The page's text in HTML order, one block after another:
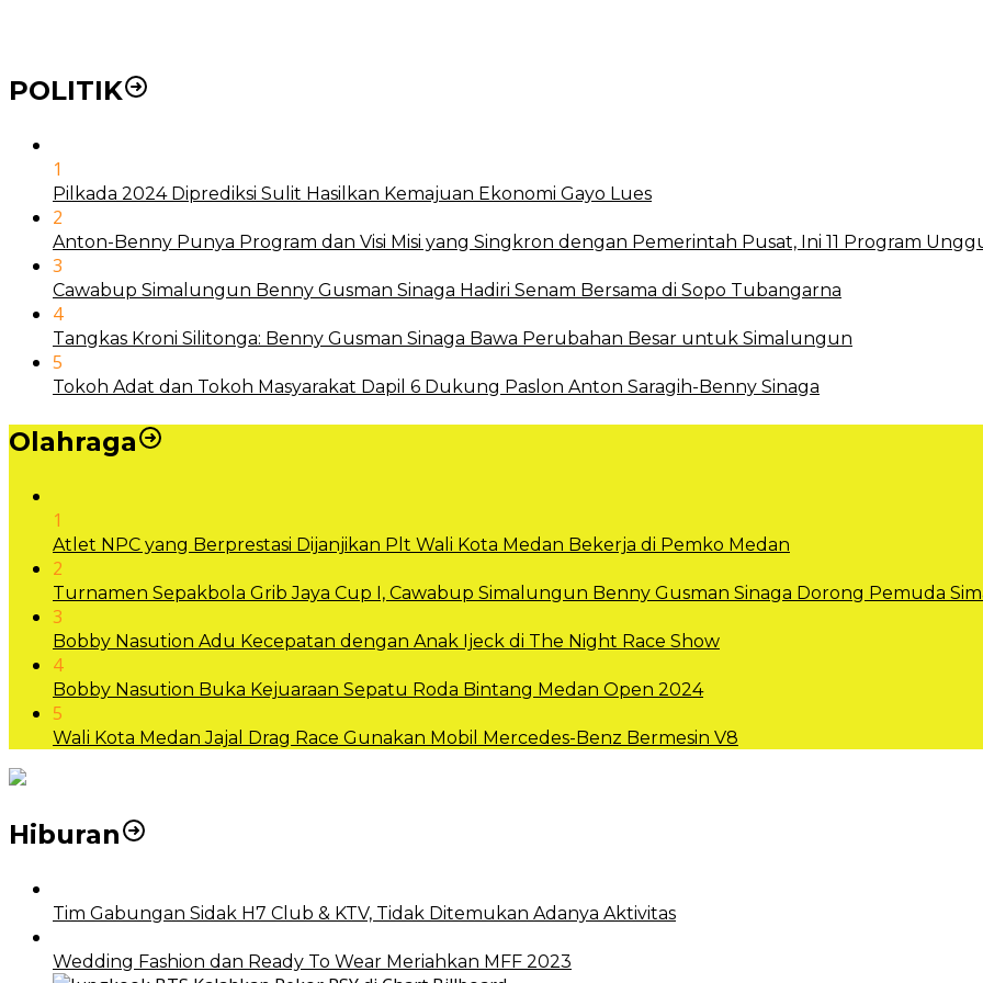
POLITIK
1
Pilkada 2024 Diprediksi Sulit Hasilkan Kemajuan Ekonomi Gayo Lues
2
Anton-Benny Punya Program dan Visi Misi yang Singkron dengan Pemerintah Pusat, Ini 11 Program
3
Cawabup Simalungun Benny Gusman Sinaga Hadiri Senam Bersama di Sopo Tubangarna
4
Tangkas Kroni Silitonga: Benny Gusman Sinaga Bawa Perubahan Besar untuk Simalungun
5
Tokoh Adat dan Tokoh Masyarakat Dapil 6 Dukung Paslon Anton Saragih-Benny Sinaga
Olahraga
1
Atlet NPC yang Berprestasi Dijanjikan Plt Wali Kota Medan Bekerja di Pemko Medan
2
Turnamen Sepakbola Grib Jaya Cup I, Cawabup Simalungun Benny Gusman Sinaga Dorong Pemuda
3
Bobby Nasution Adu Kecepatan dengan Anak Ijeck di The Night Race Show
4
Bobby Nasution Buka Kejuaraan Sepatu Roda Bintang Medan Open 2024
5
Wali Kota Medan Jajal Drag Race Gunakan Mobil Mercedes-Benz Bermesin V8
Hiburan
Tim Gabungan Sidak H7 Club & KTV, Tidak Ditemukan Adanya Aktivitas
Wedding Fashion dan Ready To Wear Meriahkan MFF 2023